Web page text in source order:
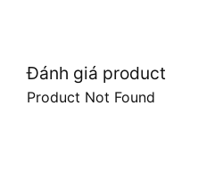
Đánh giá product
Product Not Found